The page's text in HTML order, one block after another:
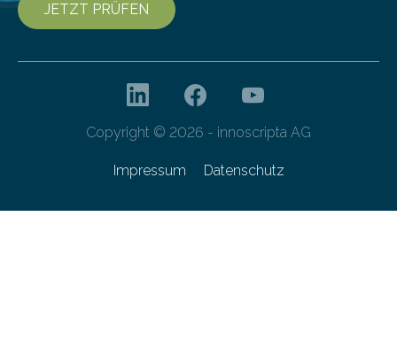
JETZT PRÜFEN
Copyright © 2026 - innoscripta AG
Impressum Datenschutz